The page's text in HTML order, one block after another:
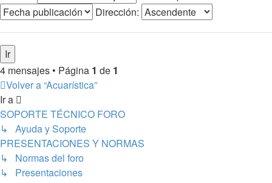
Dirección:
4 mensajes • Página 1 de 1
Volver a “Acuarística”
Ir a
SOPORTE TÉCNICO FORO
↳ Ayuda y Soporte
PRESENTACIONES Y NORMAS
↳ Normas del foro
↳ Presentaciones